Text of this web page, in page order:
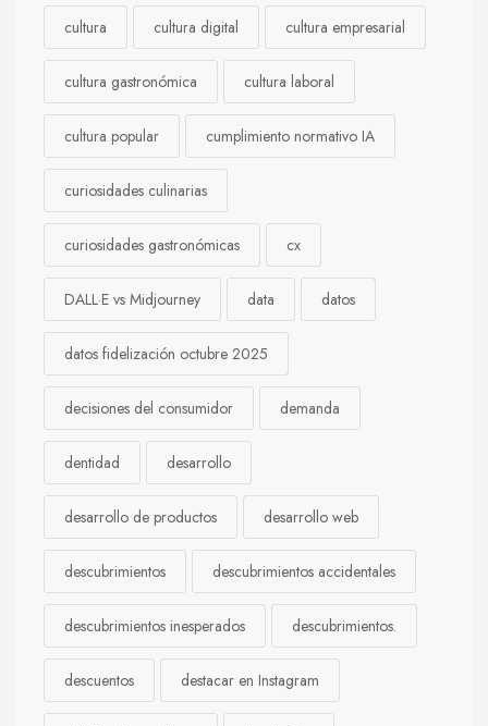
cultura cultura digital cultura empresarial
cultura gastronómica cultura laboral
cultura popular cumplimiento normativo IA
curiosidades culinarias
curiosidades gastronómicas cx
DALL·E vs Midjourney data datos
datos fidelización octubre 2025
decisiones del consumidor demanda
dentidad desarrollo
desarrollo de productos desarrollo web
descubrimientos descubrimientos accidentales
descubrimientos inesperados descubrimientos.
descuentos destacar en Instagram